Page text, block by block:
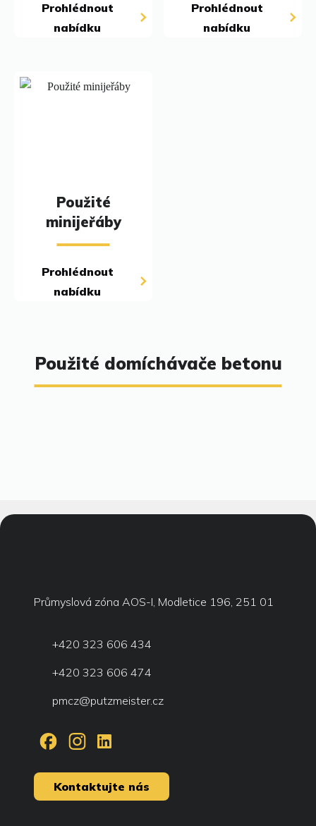
Prohlédnout
nabídku
Prohlédnout
nabídku
Použité
minijeřáby
Prohlédnout
nabídku
Použité domíchávače betonu
Průmyslová zóna AOS-I, Modletice 196, 251 01
+420 323 606 434
+420 323 606 474
pmcz@putzmeister.cz
Kontaktujte nás